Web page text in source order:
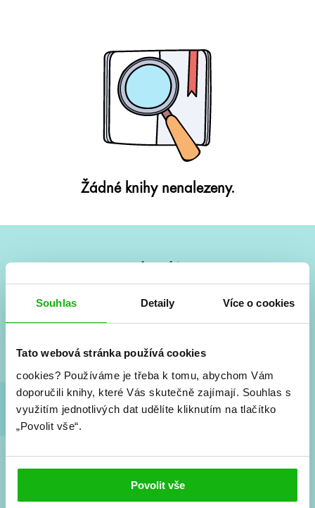
Souhlas Detaily Více o cookies
Tato webová stránka používá cookies
cookies? Používáme je třeba k tomu, abychom Vám
doporučili knihy, které Vás skutečně zajímají. Souhlas s
využitím jednotlivých dat udělíte kliknutím na tlačítko
„Povolit vše“.
Povolit vše
Žádné knihy nenalezeny.
Vše kolem #youngadult každý měsíc rovnou do mailu!
a seriálové adaptace a další.
Souhlasím spodmínkami zpracování osobních údajů